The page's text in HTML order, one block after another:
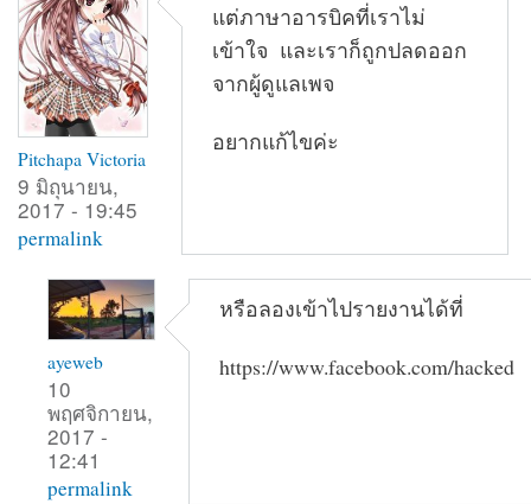
Pitchapa Victoria
9 มิถุนายน,
2017 - 19:45
permalink
แต่ภาษาอารบิคที่เราไม่
เข้าใจ และเราก็ถูกปลดออก
จากผู้ดูแลเพจ
อยากแก้ไขค่ะ
ayeweb
10
พฤศจิกายน,
2017 -
12:41
permalink
หรือลองเข้าไปรายงานได้ที่
https://www.facebook.com/hacked